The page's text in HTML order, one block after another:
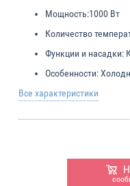
Мощность:1000 Вт
Количество
Функции и насадки:
Особенности:
Все характеристики